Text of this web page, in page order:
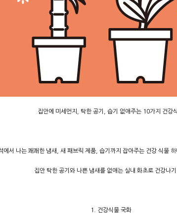
집안에 미세먼지, 탁한 공기, 습기 없애주는 10가지 건강
에서 나는 쾌쾌한 냄새, 새 패브릭 제품, 습기까지 잡아주는 건강 식물
집안 탁한 공기와 나쁜 냄새를 없애는 실내 화초로 건강나
1. 건강식물 국화